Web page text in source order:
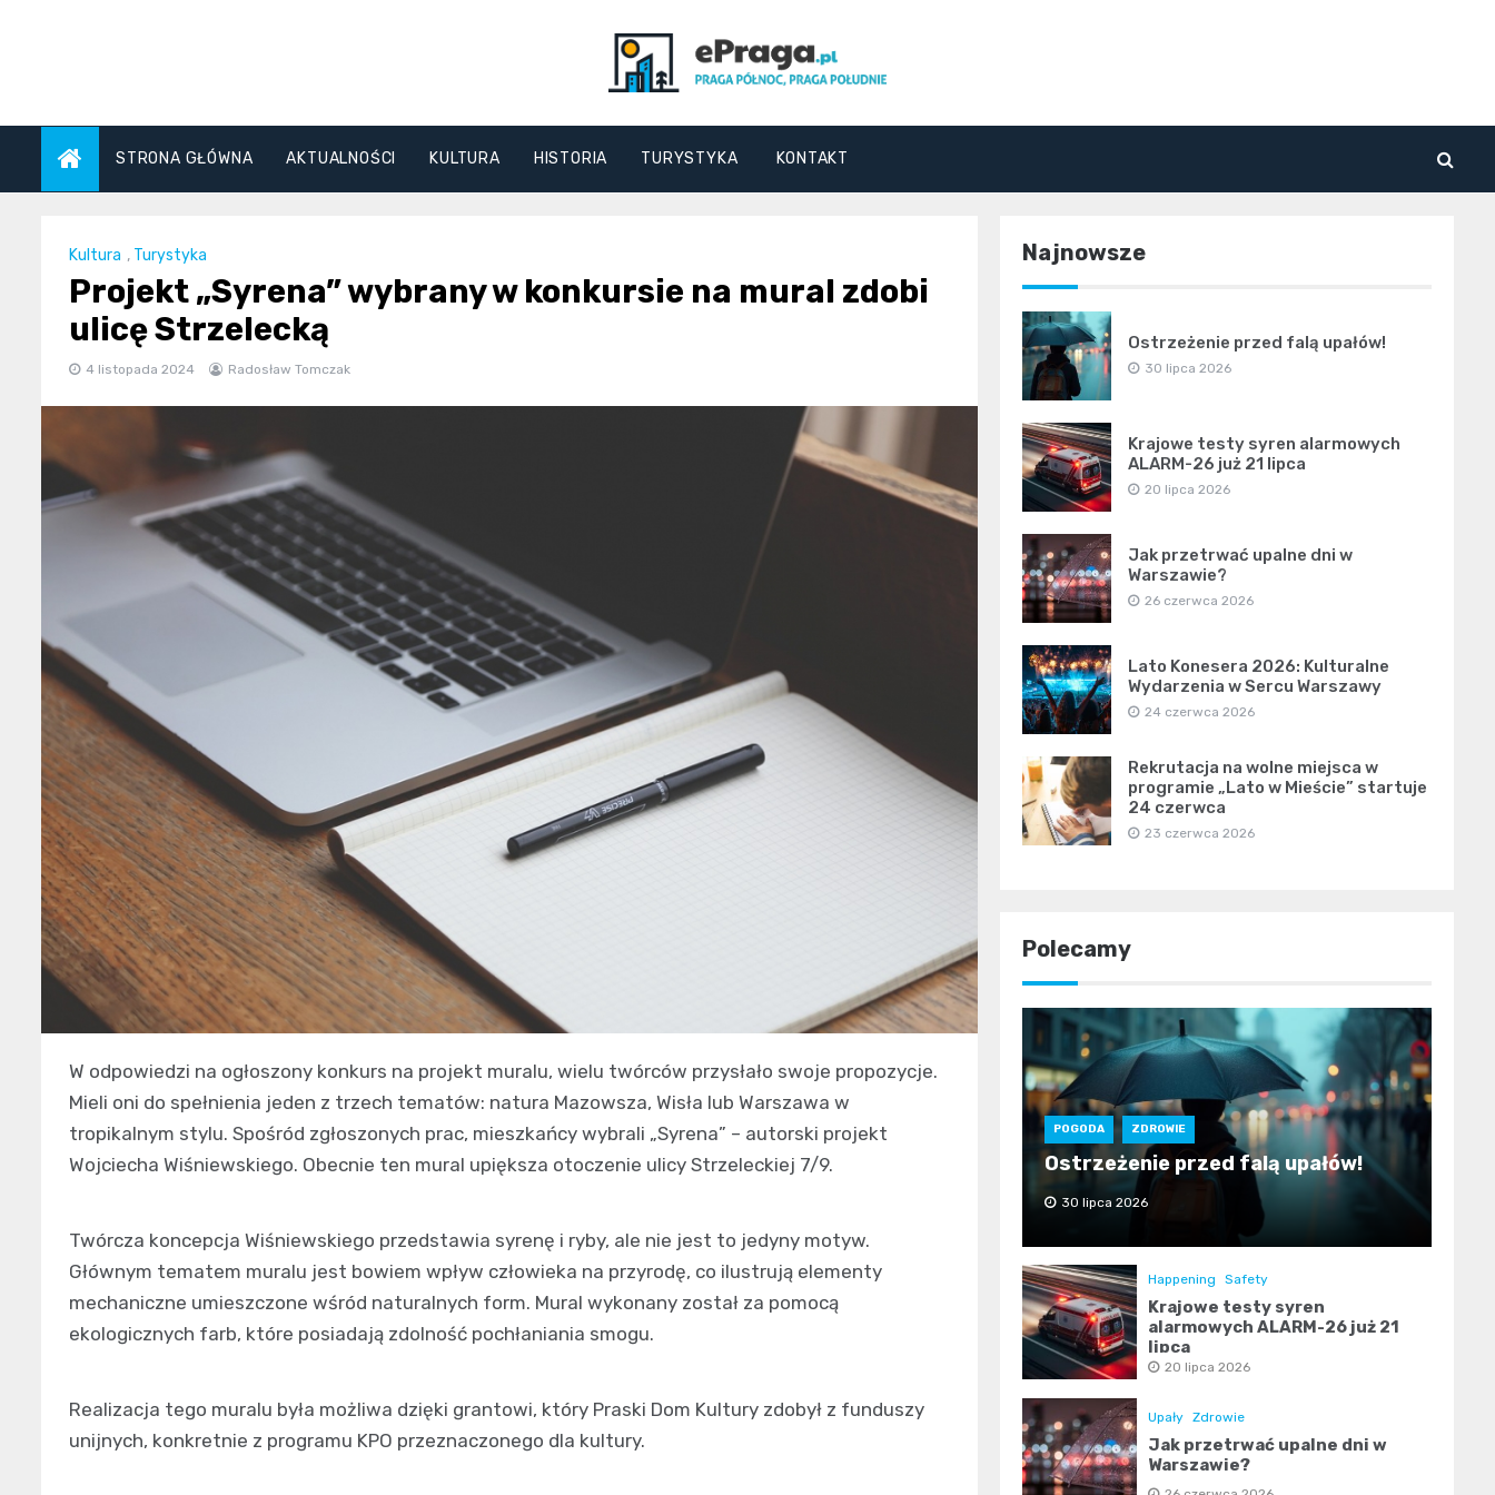
ePraga.pl
STRONA GŁÓWNA AKTUALNOŚCI KULTURA HISTORIA TURYSTYKA KONTAKT
Kultura , Turystyka
Projekt „Syrena” wybrany w konkursie na mural zdobi
ulicę Strzelecką
4 listopada 2024 Radosław Tomczak
W odpowiedzi na ogłoszony konkurs na projekt muralu, wielu twórców przysłało swoje propozycje.
Mieli oni do spełnienia jeden z trzech tematów: natura Mazowsza, Wisła lub Warszawa w
tropikalnym stylu. Spośród zgłoszonych prac, mieszkańcy wybrali „Syrena” – autorski projekt
Wojciecha Wiśniewskiego. Obecnie ten mural upiększa otoczenie ulicy Strzeleckiej 7/9.
Twórcza koncepcja Wiśniewskiego przedstawia syrenę i ryby, ale nie jest to jedyny motyw.
Głównym tematem muralu jest bowiem wpływ człowieka na przyrodę, co ilustrują elementy
mechaniczne umieszczone wśród naturalnych form. Mural wykonany został za pomocą
ekologicznych farb, które posiadają zdolność pochłaniania smogu.
Realizacja tego muralu była możliwa dzięki grantowi, który Praski Dom Kultury zdobył z funduszy
unijnych, konkretnie z programu KPO przeznaczonego dla kultury.
Najnowsze
Ostrzeżenie przed falą upałów!
30 lipca 2026
Krajowe testy syren alarmowych
ALARM-26 już 21 lipca
20 lipca 2026
Jak przetrwać upalne dni w
Warszawie?
26 czerwca 2026
Lato Konesera 2026: Kulturalne
Wydarzenia w Sercu Warszawy
24 czerwca 2026
Rekrutacja na wolne miejsca w
programie „Lato w Mieście” startuje
24 czerwca
23 czerwca 2026
Polecamy
POGODA ZDROWIE
Ostrzeżenie przed falą upałów!
30 lipca 2026
Happening Safety
Krajowe testy syren
alarmowych ALARM-26 już 21
lipca
20 lipca 2026
Upały Zdrowie
Jak przetrwać upalne dni w
Warszawie?